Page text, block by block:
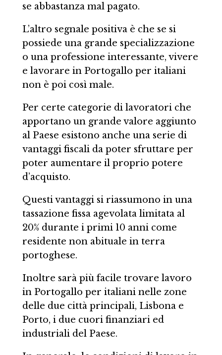
se abbastanza mal pagato.
L’altro segnale positiva è che se si
possiede una grande specializzazione
o una professione interessante, vivere
e lavorare in Portogallo per italiani
non è poi così male.
Per certe categorie di lavoratori che
apportano un grande valore aggiunto
al Paese esistono anche una serie di
vantaggi fiscali da poter sfruttare per
poter aumentare il proprio potere
d’acquisto.
Questi vantaggi si riassumono in una
tassazione fissa agevolata limitata al
20% durante i primi 10 anni come
residente non abituale in terra
portoghese.
Inoltre sarà più facile trovare lavoro
in Portogallo per italiani nelle zone
delle due città principali, Lisbona e
Porto, i due cuori finanziari ed
industriali del Paese.